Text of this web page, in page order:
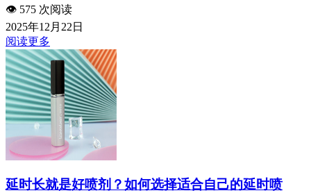
👁️ 575 次阅读
2025年12月22日
阅读更多
延时长就是好喷剂？如何选择适合自己的延时喷